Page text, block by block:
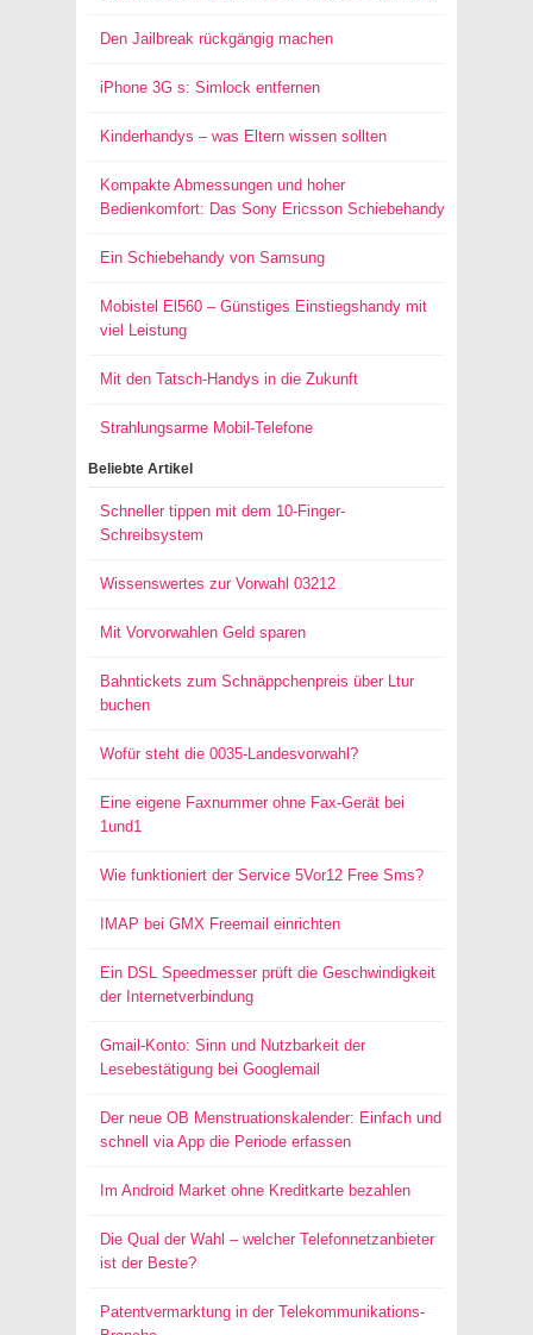
Den Jailbreak rückgängig machen
iPhone 3G s: Simlock entfernen
Kinderhandys – was Eltern wissen sollten
Kompakte Abmessungen und hoher
Bedienkomfort: Das Sony Ericsson Schiebehandy
Ein Schiebehandy von Samsung
Mobistel El560 – Günstiges Einstiegshandy mit
viel Leistung
Mit den Tatsch-Handys in die Zukunft
Strahlungsarme Mobil-Telefone
Beliebte Artikel
Schneller tippen mit dem 10-Finger-
Schreibsystem
Wissenswertes zur Vorwahl 03212
Mit Vorvorwahlen Geld sparen
Bahntickets zum Schnäppchenpreis über Ltur
buchen
Wofür steht die 0035-Landesvorwahl?
Eine eigene Faxnummer ohne Fax-Gerät bei
1und1
Wie funktioniert der Service 5Vor12 Free Sms?
IMAP bei GMX Freemail einrichten
Ein DSL Speedmesser prüft die Geschwindigkeit
der Internetverbindung
Gmail-Konto: Sinn und Nutzbarkeit der
Lesebestätigung bei Googlemail
Der neue OB Menstruationskalender: Einfach und
schnell via App die Periode erfassen
Im Android Market ohne Kreditkarte bezahlen
Die Qual der Wahl – welcher Telefonnetzanbieter
ist der Beste?
Patentvermarktung in der Telekommunikations-